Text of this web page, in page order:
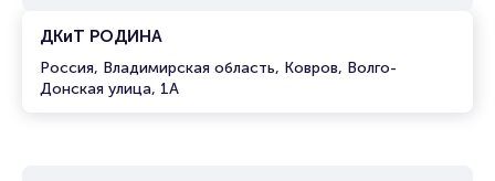
ДКиТ РОДИНА
Россия, Владимирская область, Ковров, Волго-
Донская улица, 1А